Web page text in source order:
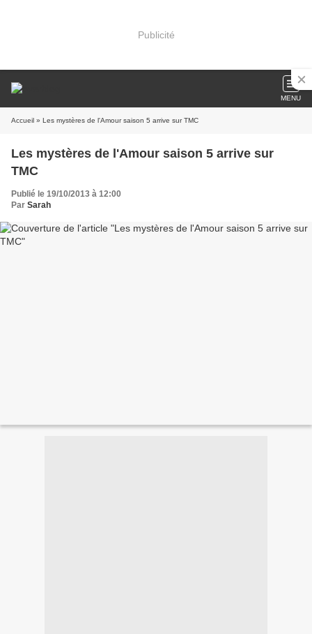
Publicité
MENU
Accueil » Les mystères de l'Amour saison 5 arrive sur TMC
Les mystères de l'Amour saison 5 arrive sur
TMC
Publié le 19/10/2013 à 12:00
Par Sarah